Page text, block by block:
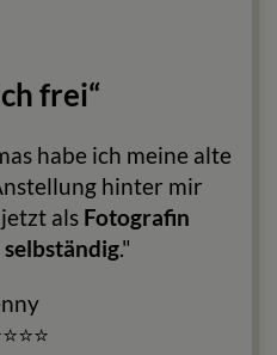
frei“
habe ich meine alte
hinter mir
als Fotografin
."
⭐⭐⭐